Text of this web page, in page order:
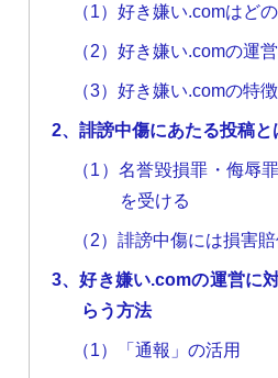
（1）好き嫌い.comはど
（2）好き嫌い.comの運
（3）好き嫌い.comの特徴
2、誹謗中傷にあたる投稿と
（1）名誉毀損罪・侮辱
を受ける
（2）誹謗中傷には損害
3、好き嫌い.comの運営に
らう方法
（1）「通報」の活用